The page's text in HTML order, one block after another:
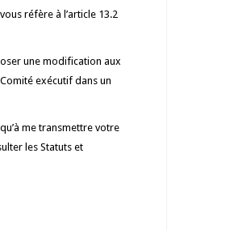
réfère à l’article 13.2
une modification aux
exécutif dans un
me transmettre votre
les Statuts et